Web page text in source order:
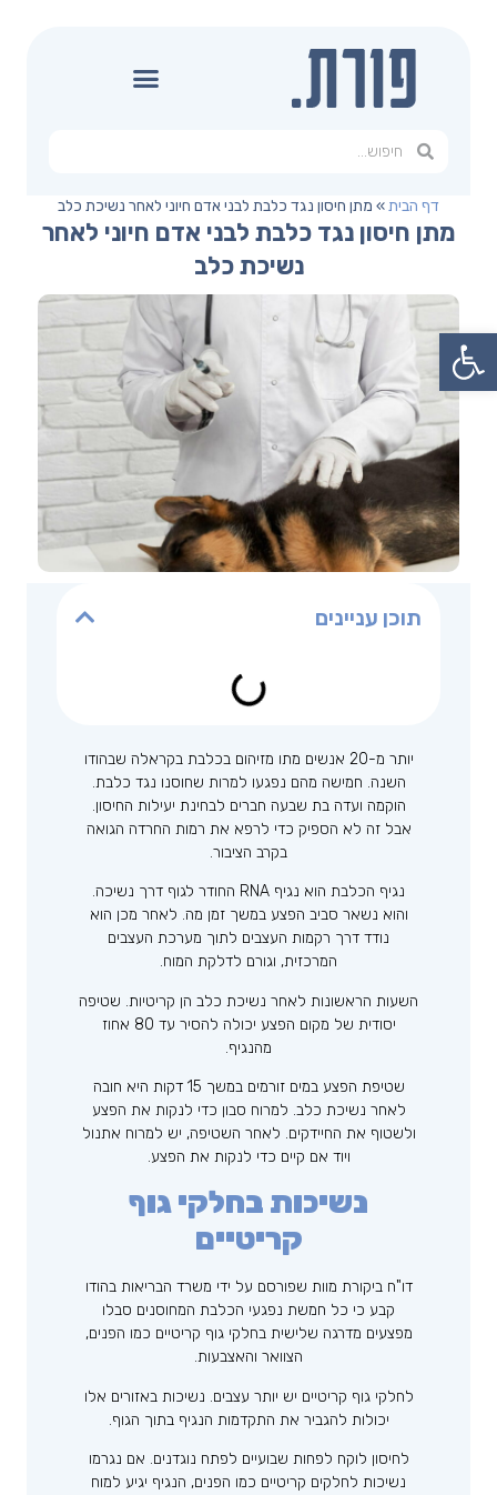
פתח סרגל נגישות
דף הבית» מתן חיסון נגד כלבת לבני אדם חיוני לאחר נשיכת כלב
מתן חיסון נגד כלבת לבני אדם חיוני לאחר
נשיכת כלב
תוכן עניינים
יותר מ-20 אנשים מתו מזיהום בכלבת בקראלה שבהודו
השנה. חמישה מהם נפגעו למרות שחוסנו נגד כלבת.
הוקמה ועדה בת שבעה חברים לבחינת יעילות החיסון.
אבל זה לא הספיק כדי לרפא את רמות החרדה הגואה
בקרב הציבור.
נגיף הכלבת הוא נגיף RNA החודר לגוף דרך נשיכה.
והוא נשאר סביב הפצע במשך זמן מה. לאחר מכן הוא
נודד דרך רקמות העצבים לתוך מערכת העצבים
המרכזית, וגורם לדלקת המוח.
השעות הראשונות לאחר נשיכת כלב הן קריטיות. שטיפה
יסודית של מקום הפצע יכולה להסיר עד 80 אחוז
מהנגיף.
שטיפת הפצע במים זורמים במשך 15 דקות היא חובה
לאחר נשיכת כלב. למרוח סבון כדי לנקות את הפצע
ולשטוף את החיידקים. לאחר השטיפה, יש למרוח אתנול
ויוד אם קיים כדי לנקות את הפצע.
נשיכות בחלקי גוף
קריטיים
דו"ח ביקורת מוות שפורסם על ידי משרד הבריאות בהודו
קבע כי כל חמשת נפגעי הכלבת המחוסנים סבלו
מפצעים מדרגה שלישית בחלקי גוף קריטיים כמו הפנים,
הצוואר והאצבעות.
לחלקי גוף קריטיים יש יותר עצבים. נשיכות באזורים אלו
יכולות להגביר את התקדמות הנגיף בתוך הגוף.
לחיסון לוקח לפחות שבועיים לפתח נוגדנים. אם נגרמו
נשיכות לחלקים קריטיים כמו הפנים, הנגיף יגיע למוח